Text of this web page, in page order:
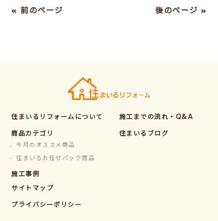
« 前のページ 後のページ »
住まいるリフォームについて
商品カテゴリ
今月のオススメ商品
住まいるお任せパック商品
施工事例
施工までの流れ・Q&A
住まいるブログ
サイトマップ
プライバシーポリシー